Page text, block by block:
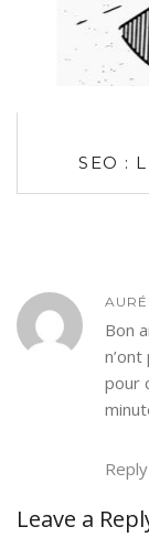
SEO :
Bon
pour
Reply
Leave a